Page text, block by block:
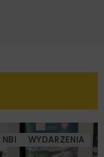
WYDARZENIA